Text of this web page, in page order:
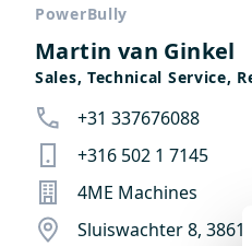
PowerBully
Martin van Ginkel
Sales, Technical Service,
+31 337676088
+316 502 1 7145
4ME Machines
Sluiswachter 8, 3861